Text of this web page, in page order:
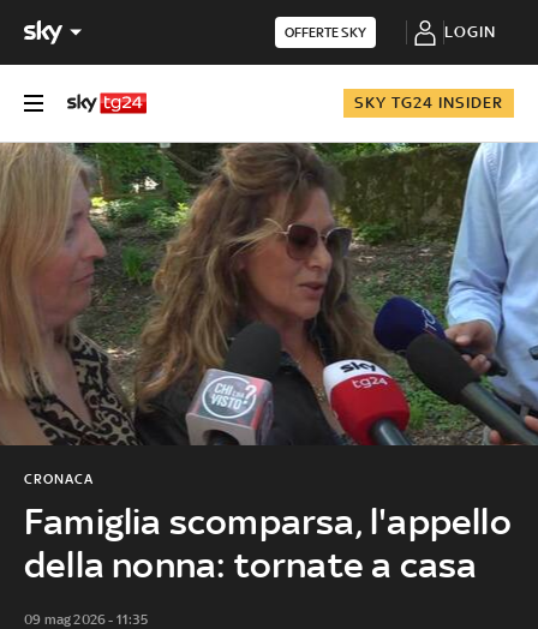
OFFERTE SKY LOGIN
SKY TG24 INSIDER
Famiglia scomparsa, l'appello
della nonna: tornate a casa
CRONACA
09 mag 2026 - 11:35